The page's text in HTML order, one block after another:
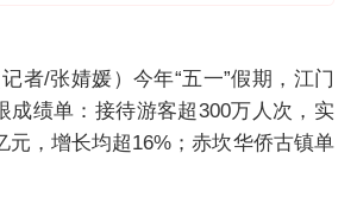
者/张婧媛）今年“五一”假期，江门
成绩单：接待游客超300万人次，实
元，增长均超16%；赤坎华侨古镇单